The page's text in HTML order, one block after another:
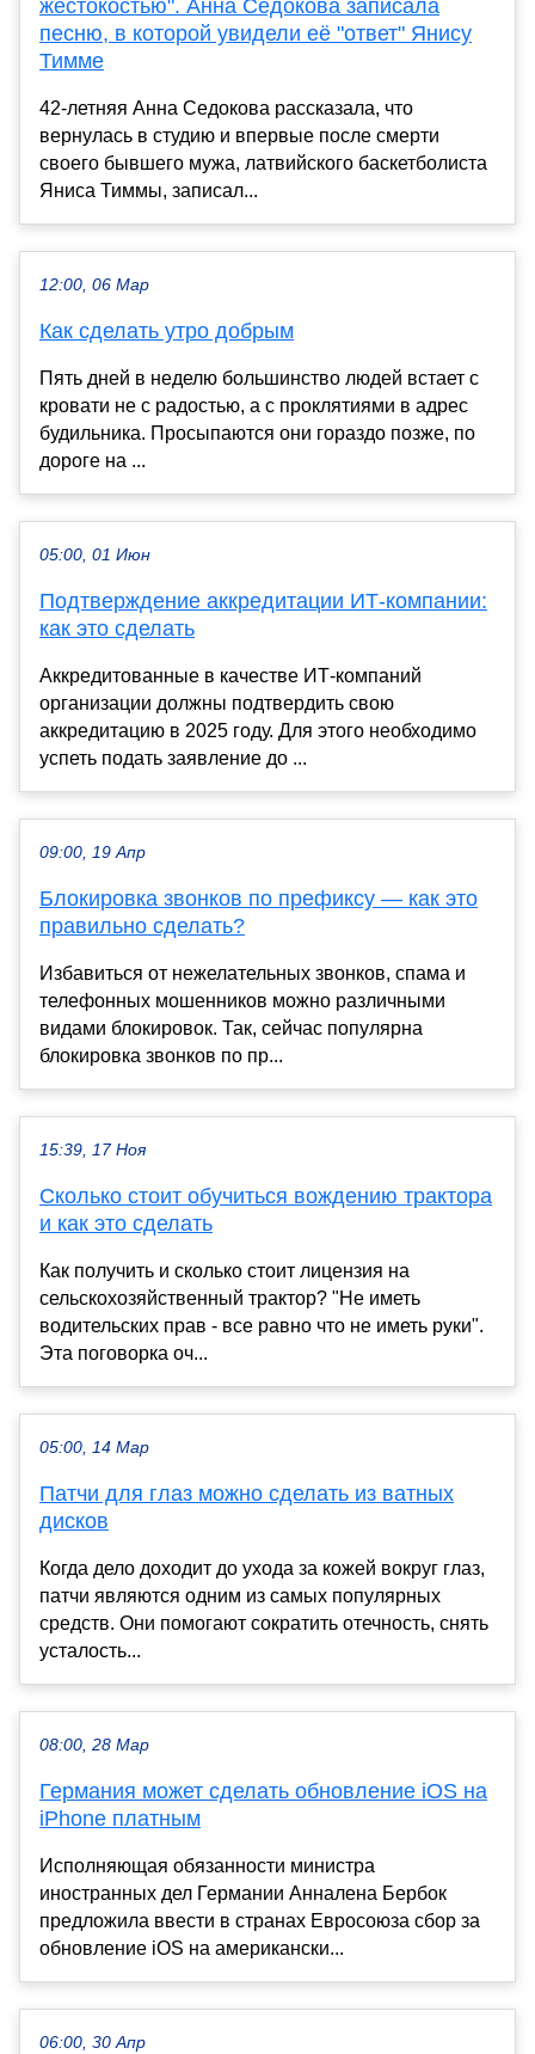
жестокостью". Анна Седокова записала
песню, в которой увидели её "ответ" Янису
Тимме
42-летняя Анна Седокова рассказала, что
вернулась в студию и впервые после смерти
своего бывшего мужа, латвийского баскетболиста
Яниса Тиммы, записал...
12:00, 06 Мар
Как сделать утро добрым
Пять дней в неделю большинство людей встает с
кровати не с радостью, а с проклятиями в адрес
будильника. Просыпаются они гораздо позже, по
дороге на ...
05:00, 01 Июн
Подтверждение аккредитации ИТ-компании:
как это сделать
Аккредитованные в качестве ИТ-компаний
организации должны подтвердить свою
аккредитацию в 2025 году. Для этого необходимо
успеть подать заявление до ...
09:00, 19 Апр
Блокировка звонков по префиксу — как это
правильно сделать?
Избавиться от нежелательных звонков, спама и
телефонных мошенников можно различными
видами блокировок. Так, сейчас популярна
блокировка звонков по пр...
15:39, 17 Ноя
Сколько стоит обучиться вождению трактора
и как это сделать
Как получить и сколько стоит лицензия на
сельскохозяйственный трактор? "Не иметь
водительских прав - все равно что не иметь руки".
Эта поговорка оч...
05:00, 14 Мар
Патчи для глаз можно сделать из ватных
дисков
Когда дело доходит до ухода за кожей вокруг глаз,
патчи являются одним из самых популярных
средств. Они помогают сократить отечность, снять
усталость...
08:00, 28 Мар
Германия может сделать обновление iOS на
iPhone платным
Исполняющая обязанности министра
иностранных дел Германии Анналена Бербок
предложила ввести в странах Евросоюза сбор за
обновление iOS на американски...
06:00, 30 Апр